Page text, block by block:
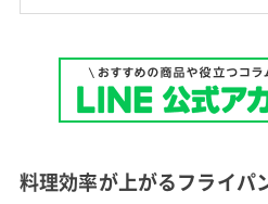
料理効率が上がるフライパ